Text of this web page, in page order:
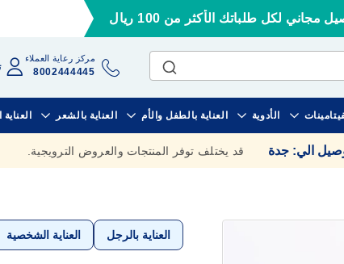
مجاني لكل طلباتك الأكثر من 100 ريال
مركز رعاية العملاء
8002444445
الأدوية العناية بالطفل والأم العناية بالشعر
الي: جدة قد يختلف توفر المنتجات والعروض الترويجية.
العناية بالرجل العناية الشخصية